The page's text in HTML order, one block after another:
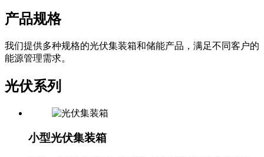
产品规格
我们提供多种规格的光伏集装箱和储能产品，满足不同客户的
能源管理需求。
光伏系列
小型光伏集装箱